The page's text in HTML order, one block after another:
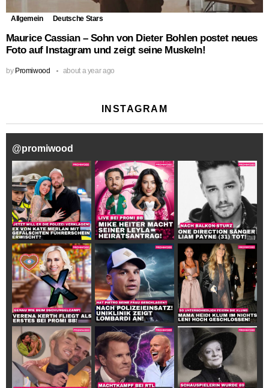
Allgemein Deutsche Stars
Maurice Cassian – Sohn von Dieter Bohlen postet neues
Foto auf Instagram und zeigt seine Muskeln!
by Promiwood about a year ago
INSTAGRAM
@promiwood